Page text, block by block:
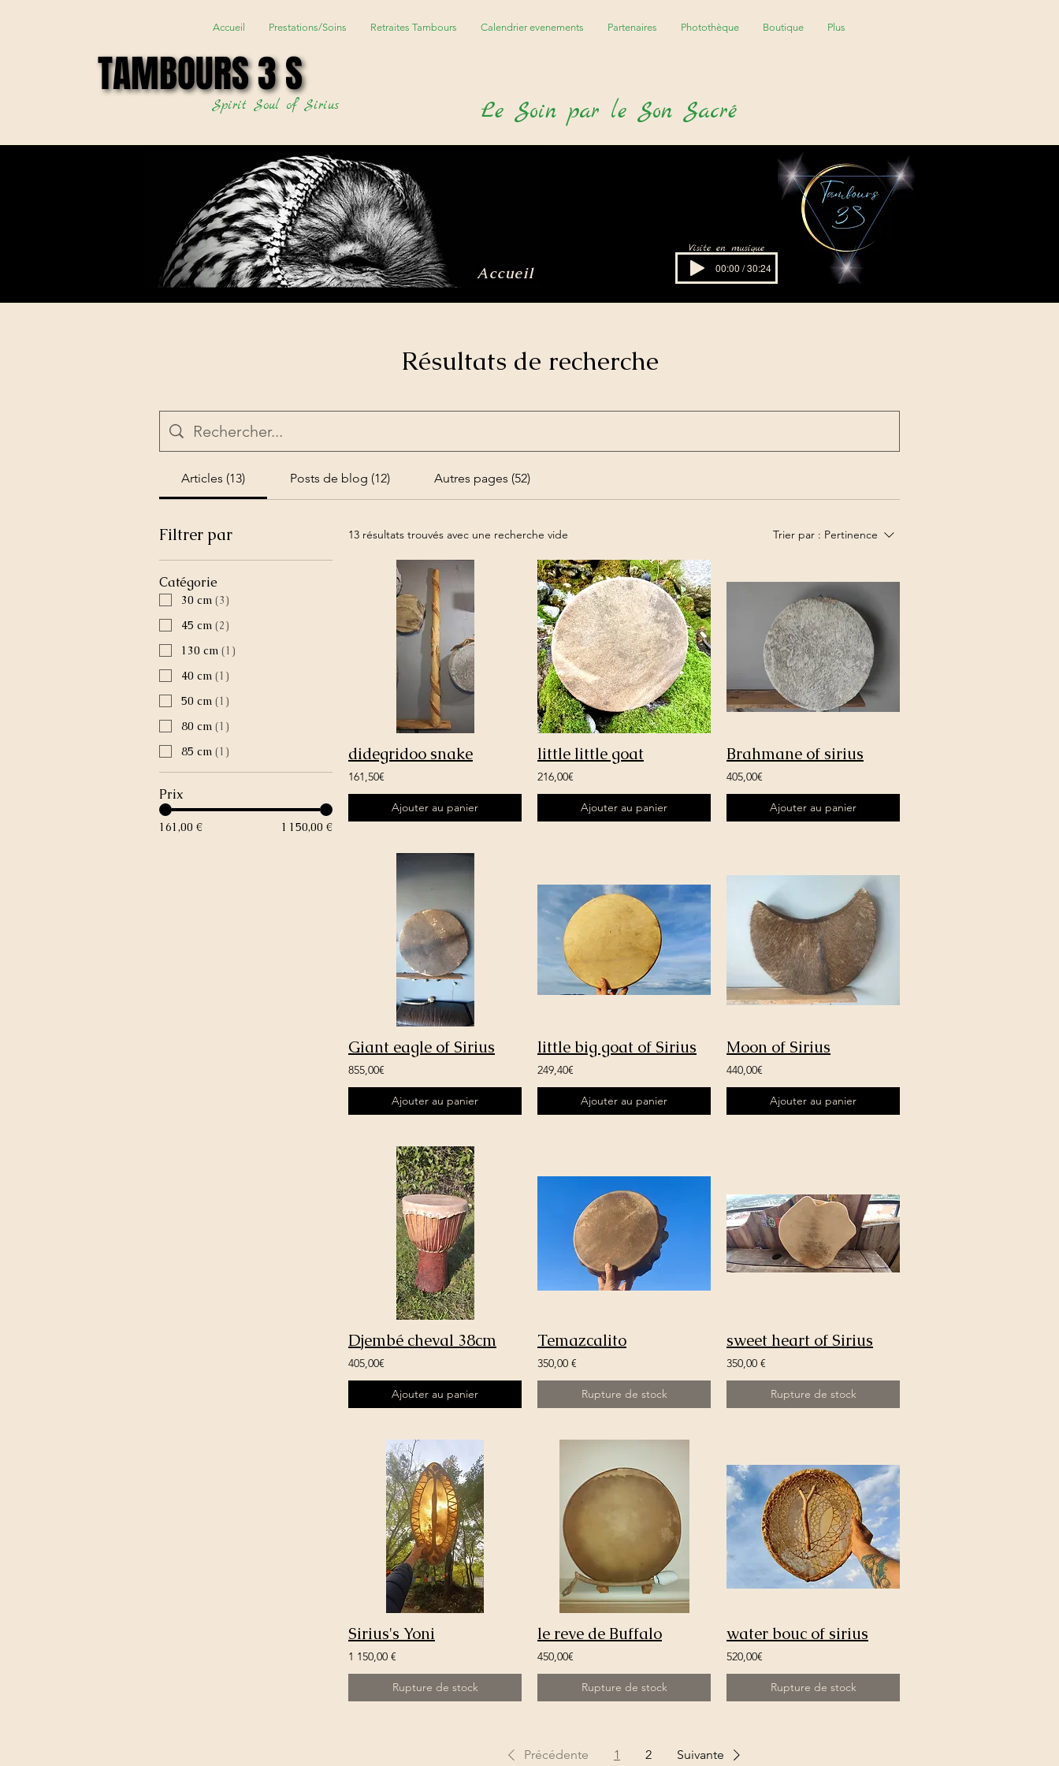
TAMBOURS 3 S
TAMBOURS 3 S
Le Soin par le Son Sacré
Spirit Soul of Sirius
Accueil Prestations/Soins Retraites Tambours Calendrier evenements Partenaires Photothèque Boutique Plus
Accueil
Visite en musique
00:00 / 30:24
Résultats de recherche
Articles (13) Posts de blog (12) Autres pages (52)
Filtrer par
Catégorie
30 cm (3)
45 cm (2)
130 cm (1 )
40 cm (1 )
50 cm (1 )
80 cm (1 )
85 cm (1 )
Prix
161,00 € 1 150,00 €
13 résultats trouvés avec une recherche vide Trier par : Pertinence
didegridoo snake
161,50€
Ajouter au panier
little little goat
216,00€
Ajouter au panier
Brahmane of sirius
405,00€
Ajouter au panier
Giant eagle of Sirius
855,00€
Ajouter au panier
little big goat of Sirius
249,40€
Ajouter au panier
Moon of Sirius
440,00€
Ajouter au panier
Djembé cheval 38cm
405,00€
Ajouter au panier
Temazcalito
350,00 €
Rupture de stock
sweet heart of Sirius
350,00 €
Rupture de stock
Sirius's Yoni
1 150,00 €
Rupture de stock
le reve de Buffalo
450,00€
Rupture de stock
water bouc of sirius
520,00€
Rupture de stock
Précédente 1 2 Suivante